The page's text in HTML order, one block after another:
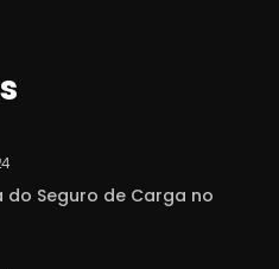
Seguro de Carga no